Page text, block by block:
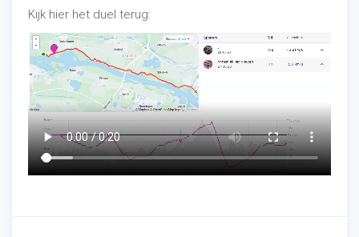
Kijk hier het duel terug: